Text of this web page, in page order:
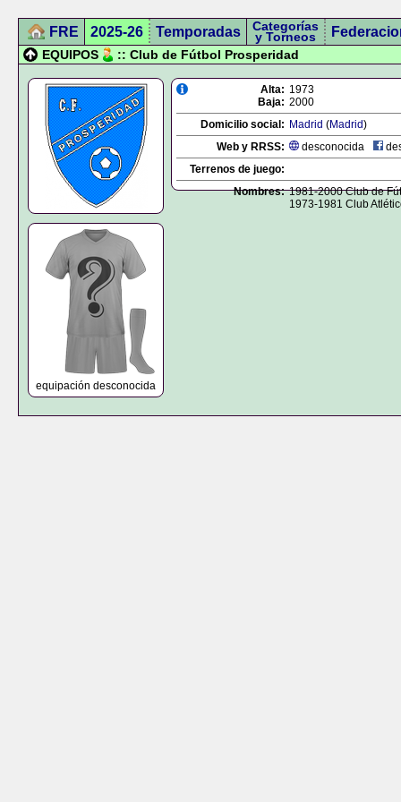
FRE 2025-26 Temporadas Categorías
y Torneos
EQUIPOS :: Club de Fútbol Prosperidad
equipación desconocida
Alta: 1973
Baja: 2000
Domicilio social: Madrid (Madrid)
Web y RRSS:
desconocida
Terrenos de juego:
Nombres: 1981-2000 Club de
1973-1981 Club